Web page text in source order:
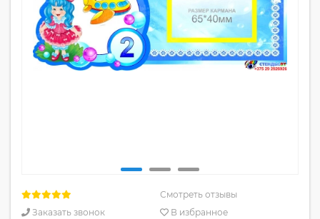
Смотреть отзывы
Заказать звонок
В избранное